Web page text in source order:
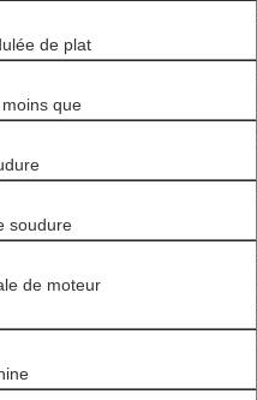
de plat
que
soudure
de moteur